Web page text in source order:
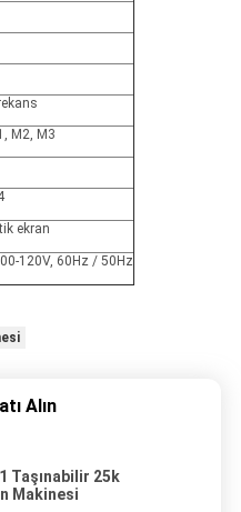
M2, M3
ekran
120V, 60Hz / 50Hz
Alın
Taşınabilir 25k
Makinesi